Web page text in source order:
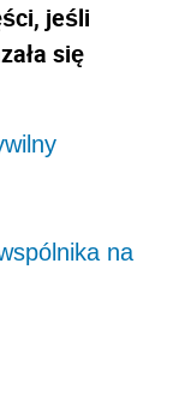
jeśli
się
na